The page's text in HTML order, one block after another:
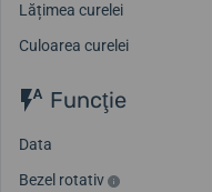
Lățimea curelei
Culoarea curelei
Funcţie
Data
Bezel rotativ